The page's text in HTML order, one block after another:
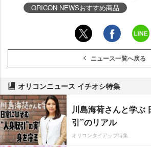
ORICON NEWSおすすめ商品
ニュース一覧へ戻る
オリコンニュース イチオシ特集
川島海荷さんと学ぶ
引”のリアル
オリコンタイアップ特集